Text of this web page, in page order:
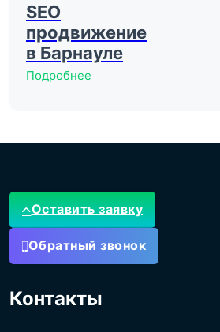
SEO
продвижение
в Барнауле
Подробнее
Оставить заявку
Обратный звонок
Контакты